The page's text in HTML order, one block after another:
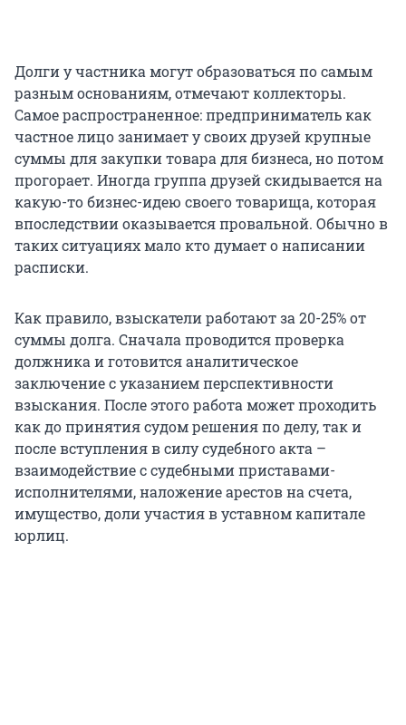
Долги у частника могут образоваться по самым
разным основаниям, отмечают коллекторы.
Самое распространенное: предприниматель как
частное лицо занимает у своих друзей крупные
суммы для закупки товара для бизнеса, но потом
прогорает. Иногда группа друзей скидывается на
какую-то бизнес-идею своего товарища, которая
впоследствии оказывается провальной. Обычно в
таких ситуациях мало кто думает о написании
расписки.
Как правило, взыскатели работают за 20-25% от
суммы долга. Сначала проводится проверка
должника и готовится аналитическое
заключение с указанием перспективности
взыскания. После этого работа может проходить
как до принятия судом решения по делу, так и
после вступления в силу судебного акта –
взаимодействие с судебными приставами-
исполнителями, наложение арестов на счета,
имущество, доли участия в уставном капитале
юрлиц.